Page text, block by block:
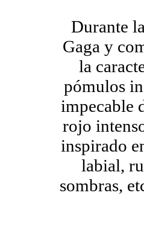
Durante
Gaga y
la
pómulos
impecable
rojo
inspirado
labial,
sombras,